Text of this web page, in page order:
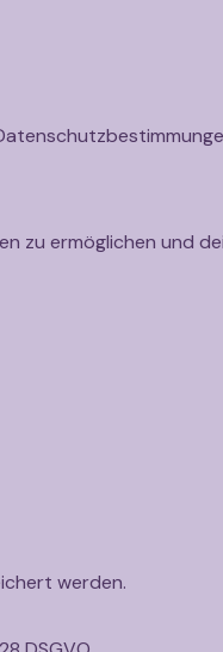
zu ermöglichen und
werden.